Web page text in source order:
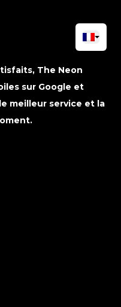
The Neon
sur Google et
meilleur service et la